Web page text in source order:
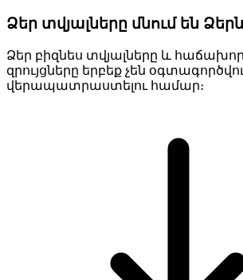
Ձեր տվյալները մնում են Ձերն
Ձեր բիզնես տվյալները և
զրույցները երբեք չեն
վերապատրաստելու համար։